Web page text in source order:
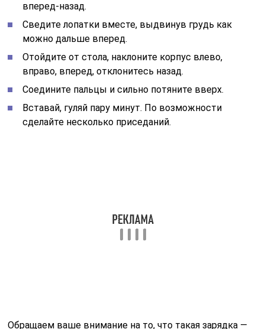
вперед-назад.
Сведите лопатки вместе, выдвинув грудь как
можно дальше вперед.
Отойдите от стола, наклоните корпус влево,
вправо, вперед, отклонитесь назад.
Соедините пальцы и сильно потяните вверх.
Вставай, гуляй пару минут. По возможности
сделайте несколько приседаний.
Обращаем ваше внимание на то, что такая зарядка —